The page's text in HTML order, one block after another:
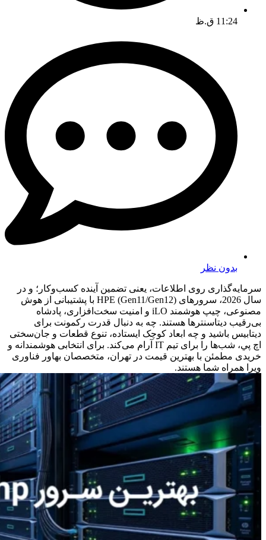
11:24 ق.ظ
بدون نظر
سرمایه‌گذاری روی اطلاعات، یعنی تضمین آینده کسب‌وکار؛ و در
سال 2026، سرورهای HPE (Gen11/Gen12) با پشتیبانی از هوش
مصنوعی، چیپ هوشمند iLO و امنیت سخت‌افزاری، پادشاه
بی‌رقیب دیتاسنترها هستند. چه به دنبال قدرت رکمونت برای
دیتابیس باشید و چه ابعاد کوچک ایستاده، تنوع قطعات و جان‌سختی
اچ‌ پي، شب‌ها را برای تیم IT آرام می‌کند. برای انتخابی هوشمندانه و
خریدی مطمئن با بهترین قیمت در تهران، متخصصان بهاور فناوری
ویرا همراه شما هستند.